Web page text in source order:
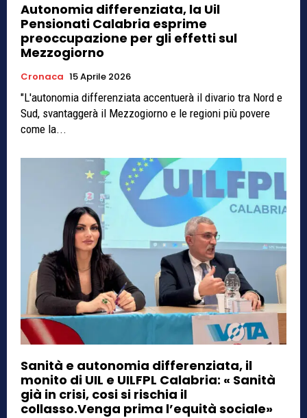
Autonomia differenziata, la Uil
Pensionati Calabria esprime
preoccupazione per gli effetti sul
Mezzogiorno
Cronaca 15 Aprile 2026
"L'autonomia differenziata accentuerà il divario tra Nord e
Sud, svantaggerà il Mezzogiorno e le regioni più povere
come la...
Sanità e autonomia differenziata, il
monito di UIL e UILFPL Calabria: « Sanità
già in crisi, cosi si rischia il
collasso.Venga prima l’equità sociale»